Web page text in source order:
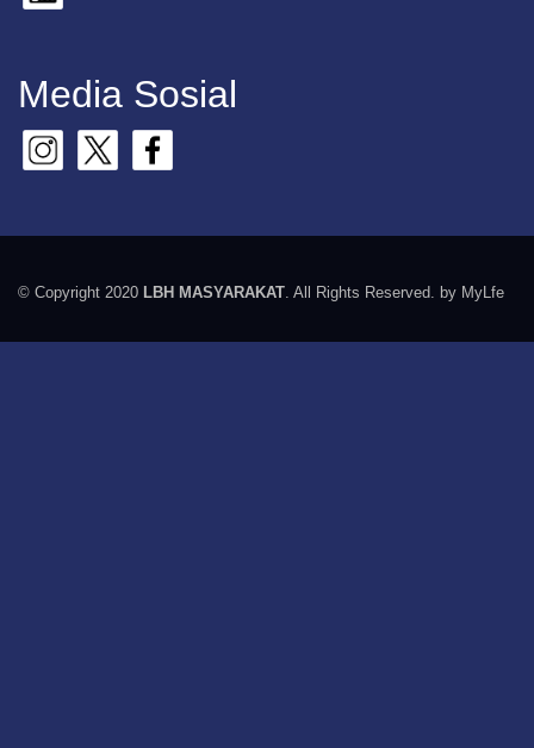
Media Sosial
© Copyright 2020 LBH MASYARAKAT. All Rights Reserved. by MyLfe